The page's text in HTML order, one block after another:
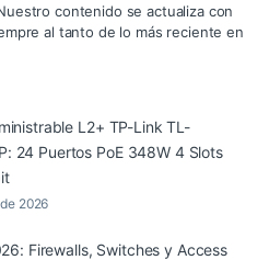
contenido se actualiza con
al tanto de lo más reciente en
L2+ TP-Link TL-
24 Puertos PoE 348W 4 Slots
2026
Firewalls, Switches y Access